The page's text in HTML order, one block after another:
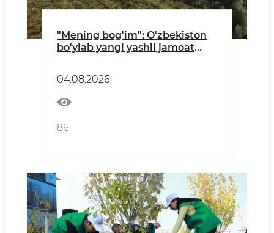
"Mening bog'im": O'zbekiston
bo'ylab yangi yashil jamoat
04.08.2026
86